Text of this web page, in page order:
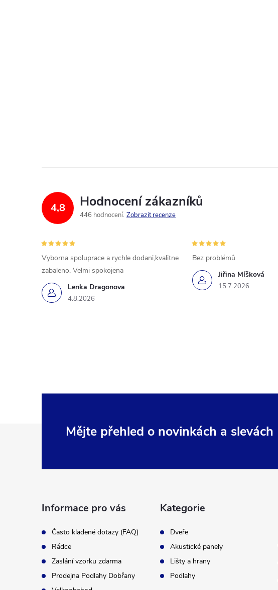
4,8 Hodnocení zákazníků
446 hodnocení Zobrazit recenze
Lenka Dragonova
4.8.2026
Vyborna spoluprace a rychle dodani,kvalitne
zabaleno. Velmi spokojena
Jiřina Míšková
15.7.2026
Bez problémů
Mějte přehled o novinkách a slevách
Informace pro vás
Často kladené dotazy (FAQ)
Rádce
Zaslání vzorku zdarma
Prodejna Podlahy Dobřany
Kategorie
Dveře
Akustické panely
Lišty a hrany
Podlahy